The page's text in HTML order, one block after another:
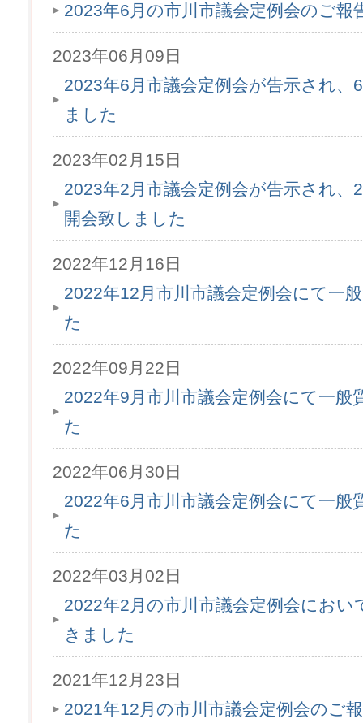
2023年6月の市川市議会定例会のご報
2023年06月09日
2023年6月市議会定例会が告示され、
ました
2023年02月15日
2023年2月市議会定例会が告示され、
開会致しました
2022年12月16日
2022年12月市川市議会定例会にて一
た
2022年09月22日
2022年9月市川市議会定例会にて一般
た
2022年06月30日
2022年6月市川市議会定例会にて一般
た
2022年03月02日
2022年2月の市川市議会定例会におい
きました
2021年12月23日
2021年12月の市川市議会定例会のご